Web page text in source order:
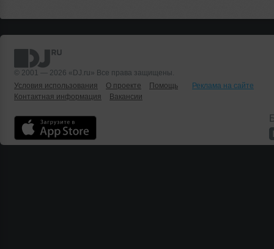
© 2001 — 2026 «DJ.ru» Все права защищены.
Условия использования
О проекте Помощь
Реклама на сайте
Контактная информация
Вакансии